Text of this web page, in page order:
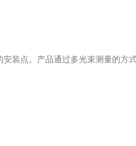
装点。产品通过多光束测量的方